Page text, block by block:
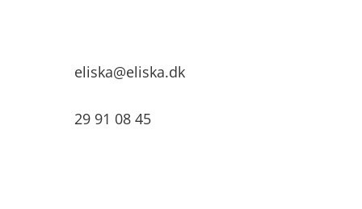
eliska@eliska.dk
29 91 08 45